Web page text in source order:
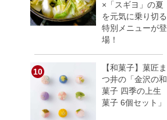
×「スギヨ」の夏
を元気に乗り切る
特別メニューが登
場！
【和菓子】菓匠ま
つ井の「金沢の和
菓子 四季の上生
菓子 6個セット」